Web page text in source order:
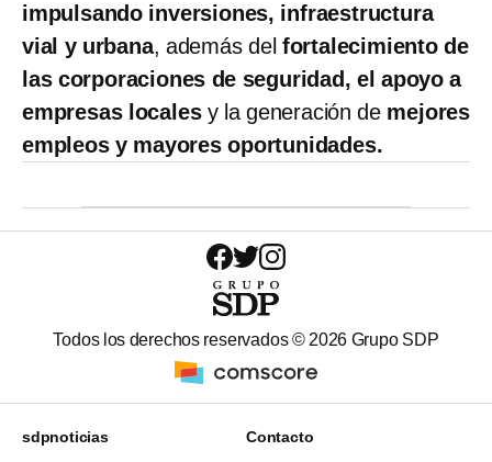
impulsando inversiones, infraestructura
vial y urbana, además del fortalecimiento de
las corporaciones de seguridad, el apoyo a
empresas localesy la generación de mejores
empleos y mayores oportunidades.
Todos los derechos reservados © 2026 Grupo SDP
sdpnoticias Contacto